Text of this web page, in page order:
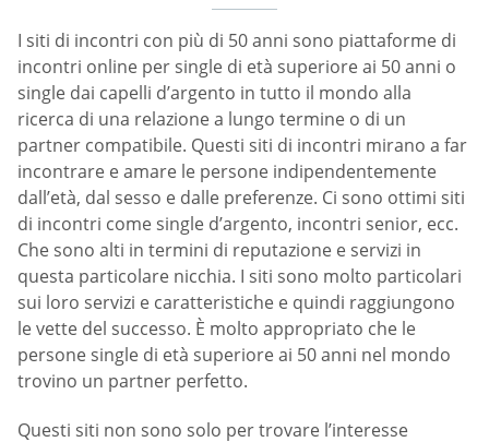
I siti di incontri con più di 50 anni sono piattaforme di
incontri online per single di età superiore ai 50 anni o
single dai capelli d’argento in tutto il mondo alla
ricerca di una relazione a lungo termine o di un
partner compatibile. Questi siti di incontri mirano a far
incontrare e amare le persone indipendentemente
dall’età, dal sesso e dalle preferenze. Ci sono ottimi siti
di incontri come single d’argento, incontri senior, ecc.
Che sono alti in termini di reputazione e servizi in
questa particolare nicchia. I siti sono molto particolari
sui loro servizi e caratteristiche e quindi raggiungono
le vette del successo. È molto appropriato che le
persone single di età superiore ai 50 anni nel mondo
trovino un partner perfetto.
Questi siti non sono solo per trovare l’interesse